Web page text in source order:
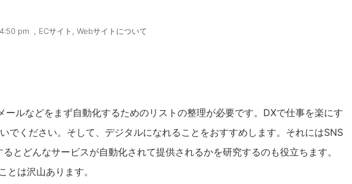
pm ECサイト Webサイトについて
ルなどをまず自動化するためのリストの整理が必要です。DXで仕事を楽にす
でください。そして、デジタルになれることをおすすめします。それにはSNS
とどんなサービスが自動化されて提供されるかを研究するのも役立ちます。
は沢山あります。